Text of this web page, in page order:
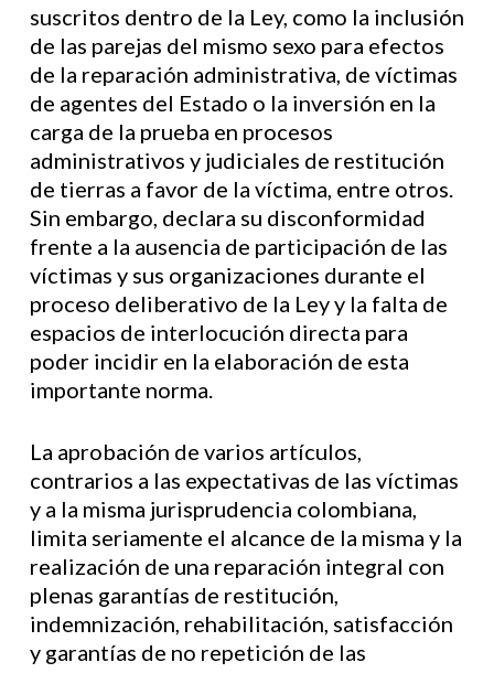
suscritos dentro de la Ley, como la inclusión
de las parejas del mismo sexo para efectos
de la reparación administrativa, de víctimas
de agentes del Estado o la inversión en la
carga de la prueba en procesos
administrativos y judiciales de restitución
de tierras a favor de la víctima, entre otros.
Sin embargo, declara su disconformidad
frente a la ausencia de participación de las
víctimas y sus organizaciones durante el
proceso deliberativo de la Ley y la falta de
espacios de interlocución directa para
poder incidir en la elaboración de esta
importante norma.
La aprobación de varios artículos,
contrarios a las expectativas de las víctimas
y a la misma jurisprudencia colombiana,
limita seriamente el alcance de la misma y la
realización de una reparación integral con
plenas garantías de restitución,
indemnización, rehabilitación, satisfacción
y garantías de no repetición de las